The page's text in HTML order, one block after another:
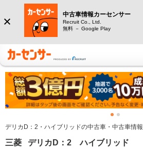
中古車情報カーセンサー
Recruit Co., Ltd.
無料 － Google Play
デリカD：2・ハイブリッドの中古車・中古車情報
三菱 デリカD：2 ハイブリッド